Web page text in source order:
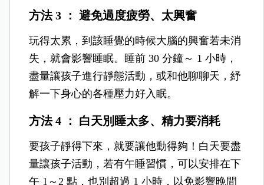
方法 3 ：避免過度疲勞、太興奮
玩得太累，到該睡覺的時候大腦的興奮若未消
失，就會影響睡眠。睡前 30 分鐘～ 1 小時，
盡量讓孩子進行靜態活動，或和他聊聊天，紓
解一下身心的各種壓力好入眠。
方法 4 ： 白天別睡太多、精力要消耗
要孩子靜得下來，就要讓他動得夠！白天要盡
量讓孩子活動，若有午睡習慣，可以安排在下
午 1～2 點，也別超過 1 小時，以免影響晚間